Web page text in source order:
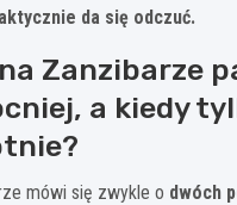
da się odczuć.
Zanzibarze
a kiedy
mówi się zwykle o dwóch